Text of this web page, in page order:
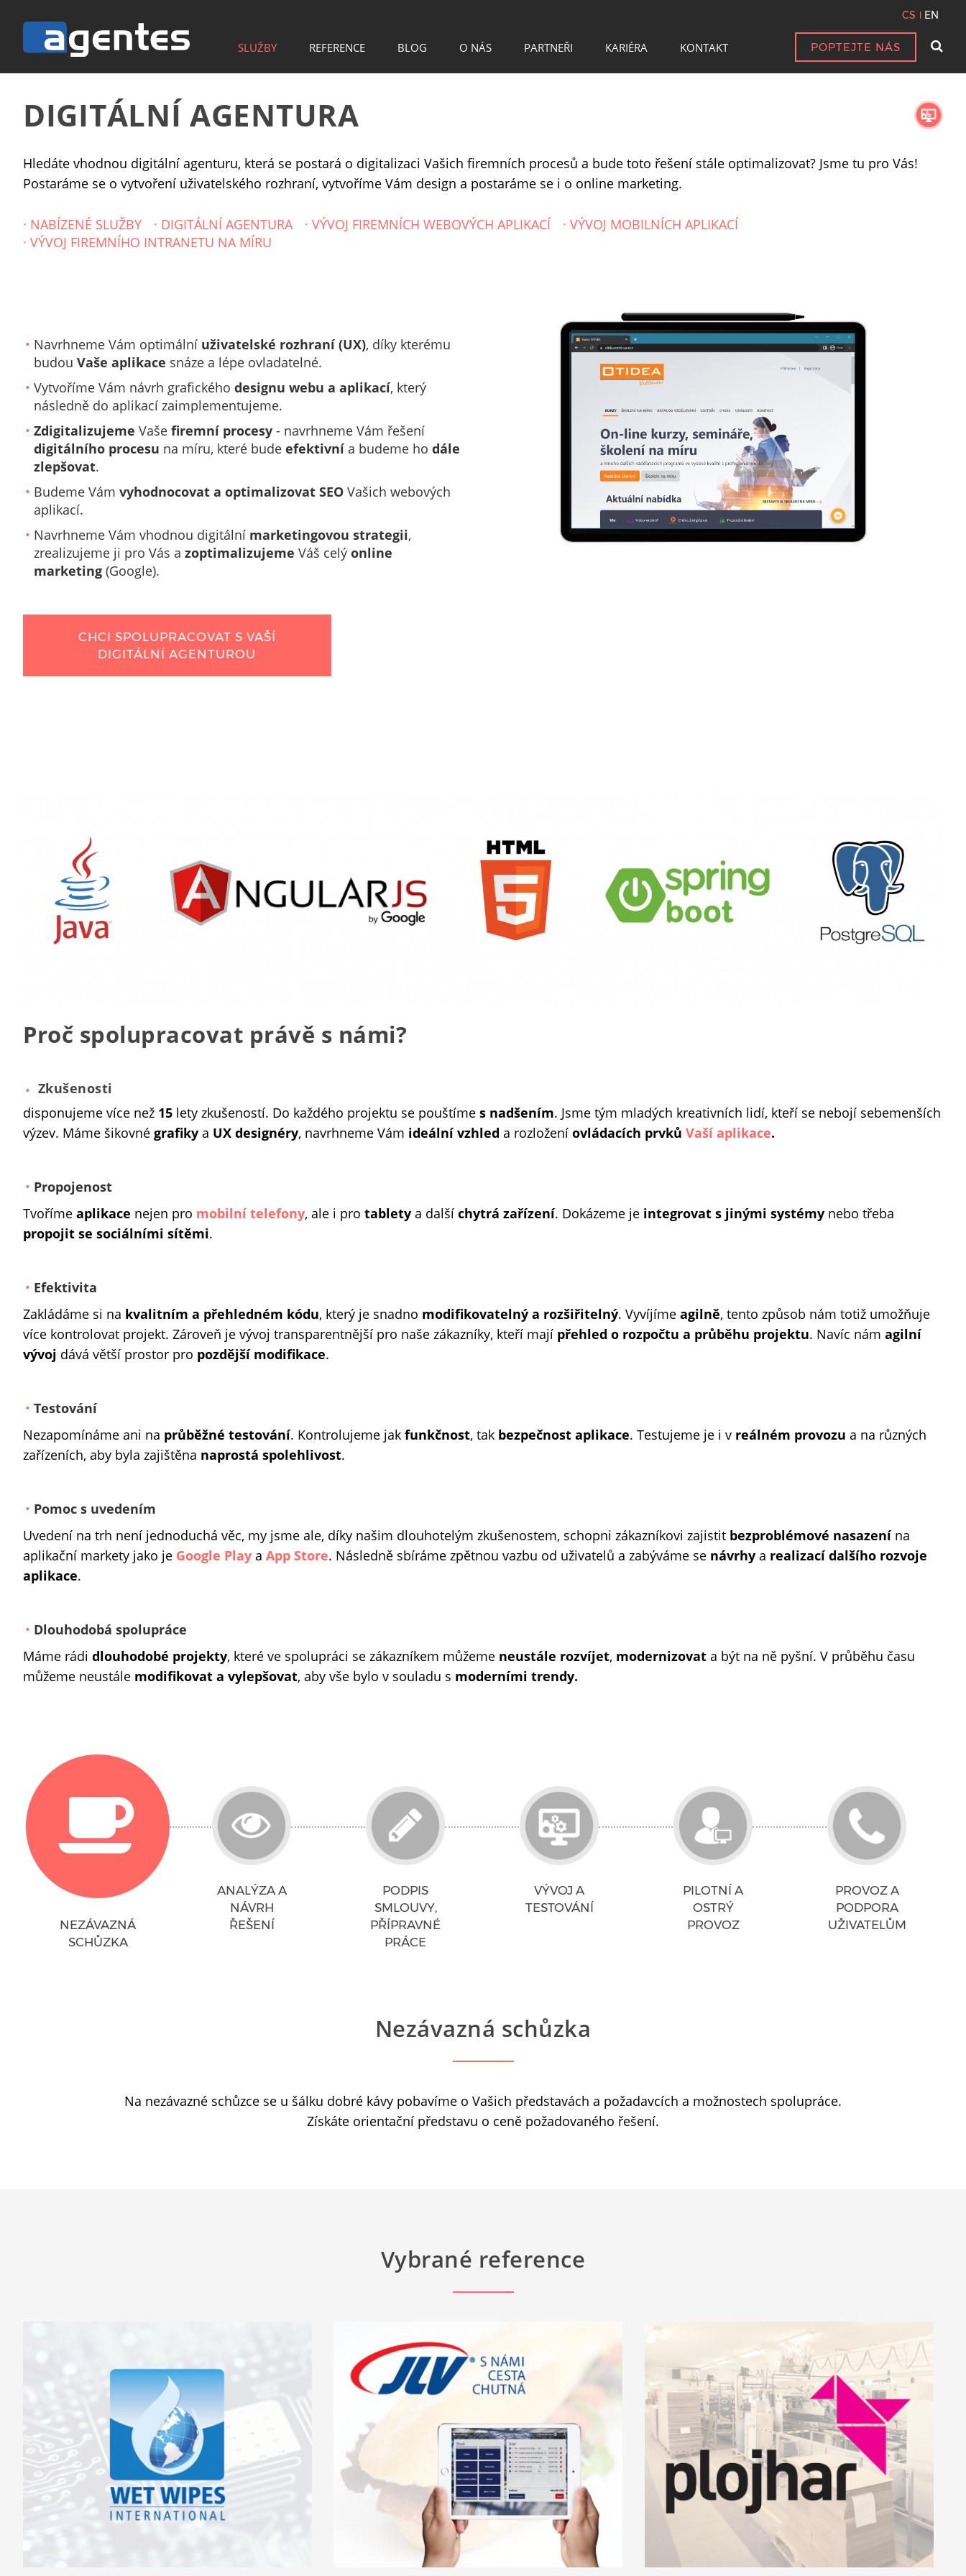
SLUŽBY REFERENCE BLOG O NÁS PARTNEŘI KARIÉRA KONTAKT
CS EN
POPTEJTE NÁS
DIGITÁLNÍ AGENTURA
Hledáte vhodnou digitální agenturu, která se postará o digitalizaci Vašich firemních procesů a bude toto řešení stále optimalizovat? Jsme tu pro Vás!
Postaráme se o vytvoření uživatelského rozhraní, vytvoříme Vám design a postaráme se i o online marketing.
· NABÍZENÉ SLUŽBY · DIGITÁLNÍ AGENTURA · VÝVOJ FIREMNÍCH WEBOVÝCH APLIKACÍ · VÝVOJ MOBILNÍCH APLIKACÍ
· VÝVOJ FIREMNÍHO INTRANETU NA MÍRU
Navrhneme Vám optimální uživatelské rozhraní (UX), díky kterému
budou Vaše aplikace snáze a lépe ovladatelné.
Vytvoříme Vám návrh grafického designu webu a aplikací, který
následně do aplikací zaimplementujeme.
Zdigitalizujeme Vaše firemní procesy - navrhneme Vám řešení
digitálního procesu na míru, které bude efektivnía budeme ho dále
zlepšovat.
Budeme Vám vyhodnocovat a optimalizovat SEO Vašich webových
aplikací.
Navrhneme Vám vhodnou digitální marketingovou strategii,
zrealizujeme ji pro Vás a zoptimalizujeme Váš celý online
marketing (Google).
CHCI SPOLUPRACOVAT S VAŠÍ
DIGITÁLNÍ AGENTUROU
Proč spolupracovat právě s námi?
Zkušenosti
disponujeme více než 15 lety zkušeností. Do každého projektu se pouštíme s nadšením. Jsme tým mladých kreativních lidí, kteří se nebojí sebemenších
výzev. Máme šikovné grafiky a UX designéry, navrhneme Vám ideální vzhled a rozložení ovládacích prvků Vaší aplikace.
Propojenost
Tvoříme aplikace nejen pro mobilní telefony, ale i pro tablety a další chytrá zařízení. Dokázeme je integrovat s jinými systémy nebo třeba
propojit se sociálními sítěmi.
Efektivita
Zakládáme si na kvalitním a přehledném kódu, který je snadno modifikovatelný a rozšiřitelný. Vyvíjíme agilně, tento způsob nám totiž umožňuje
více kontrolovat projekt. Zároveň je vývoj transparentnější pro naše zákazníky, kteří mají přehled o rozpočtu a průběhu projektu. Navíc nám agilní
vývoj dává větší prostor pro pozdější modifikace.
Testování
Nezapomínáme ani na průběžné testování. Kontrolujeme jak funkčnost, tak bezpečnost aplikace. Testujeme je i v reálném provozu a na různých
zařízeních, aby byla zajištěna naprostá spolehlivost.
Pomoc s uvedením
Uvedení na trh není jednoduchá věc, my jsme ale, díky našim dlouhotelým zkušenostem, schopni zákazníkovi zajistit bezproblémové nasazenína
aplikační markety jako je Google Play a App Store. Následně sbíráme zpětnou vazbu od uživatelů a zabýváme se návrhy a realizací dalšího rozvoje
aplikace.
Dlouhodobá spolupráce
Máme rádi dlouhodobé projekty, které ve spolupráci se zákazníkem můžeme neustále rozvíjet, modernizovat a být na ně pyšní. V průběhu času
můžeme neustále modifikovat a vylepšovat, aby vše bylo v souladu s moderními trendy.
NEZÁVAZNÁ
SCHŮZKA
ANALÝZA A
NÁVRH
ŘEŠENÍ
PODPIS
SMLOUVY,
PŘÍPRAVNÉ
PRÁCE
VÝVOJ A
TESTOVÁNÍ
PILOTNÍ A
OSTRÝ
PROVOZ
PROVOZ A
PODPORA
UŽIVATELŮM
Nezávazná schůzka
Na nezávazné schůzce se u šálku dobré kávy pobavíme o Vašich představách a požadavcích a možnostech spolupráce.
Získáte orientační představu o ceně požadovaného řešení.
Vybrané reference